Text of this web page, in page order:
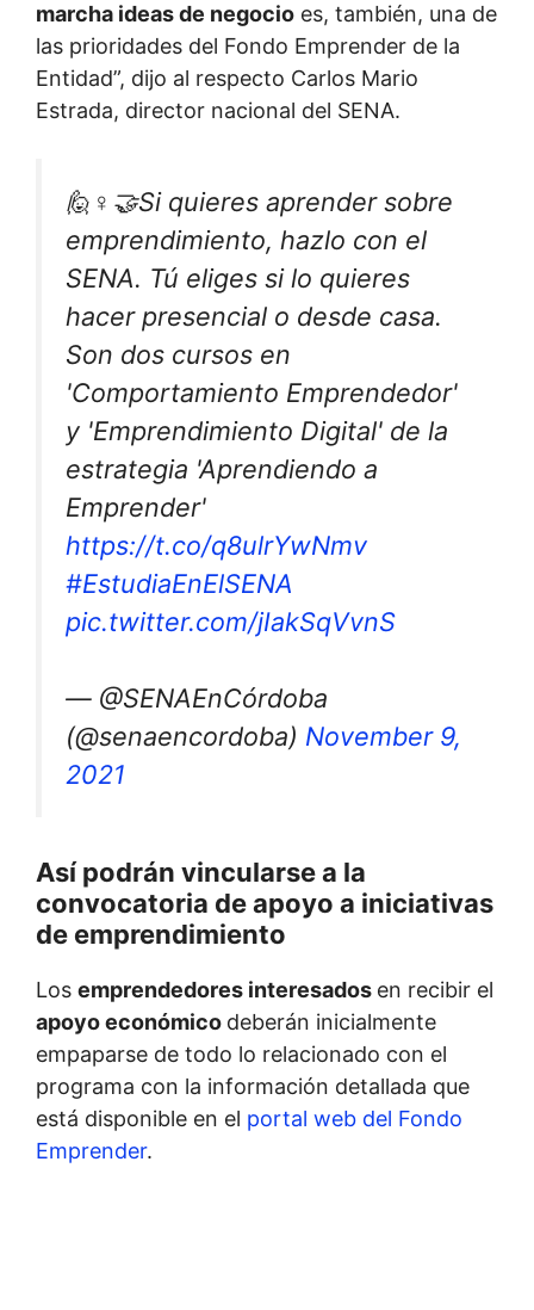
marcha ideas de negocio es, también, una de
las prioridades del Fondo Emprender de la
Entidad”, dijo al respecto Carlos Mario
Estrada, director nacional del SENA.
🙋♀️🤝Si quieres aprender sobre
emprendimiento, hazlo con el
SENA. Tú eliges si lo quieres
hacer presencial o desde casa.
Son dos cursos en
'Comportamiento Emprendedor'
y 'Emprendimiento Digital' de la
estrategia 'Aprendiendo a
Emprender'
https://t.co/q8ulrYwNmv
#EstudiaEnElSENA
pic.twitter.com/jIakSqVvnS
— @SENAEnCórdoba
(@senaencordoba) November 9,
2021
Así podrán vincularse a la
convocatoria de apoyo a iniciativas
de emprendimiento
Los emprendedores interesados en recibir el
apoyo económico deberán inicialmente
empaparse de todo lo relacionado con el
programa con la información detallada que
está disponible en el portal web del Fondo
Emprender.